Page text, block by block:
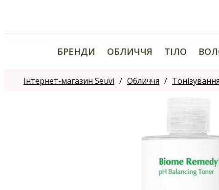
БРЕНДИ ОБЛИЧЧЯ ТІЛО
Інтернет-магазин Seuvi Обличчя